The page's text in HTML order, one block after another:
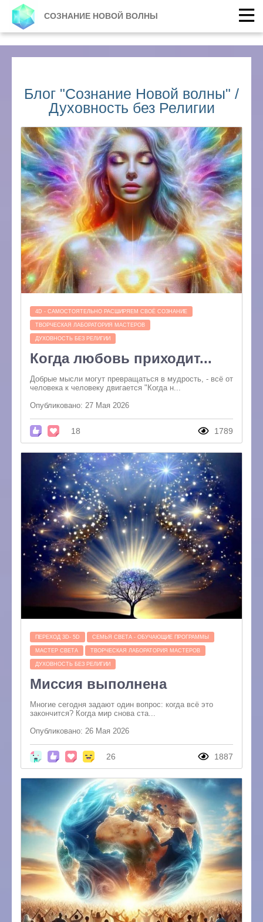
СОЗНАНИЕ НОВОЙ ВОЛНЫ
Блог "Сознание Новой волны" /
Духовность без Религии
4D - САМОСТОЯТЕЛЬНО РАСШИРЯЕМ СВОЁ СОЗНАНИЕ
ТВОРЧЕСКАЯ ЛАБОРАТОРИЯ МАСТЕРОВ
ДУХОВНОСТЬ БЕЗ РЕЛИГИИ
Когда любовь приходит...
Добрые мысли могут превращаться в мудрость, - всё от
человека к человеку двигается "Когда н...
Опубликовано: 27 Мая 2026
18 1789
ПЕРЕХОД 3D- 5D СЕМЬЯ СВЕТА - ОБУЧАЮЩИЕ ПРОГРАММЫ
МАСТЕР СВЕТА ТВОРЧЕСКАЯ ЛАБОРАТОРИЯ МАСТЕРОВ
ДУХОВНОСТЬ БЕЗ РЕЛИГИИ
Миссия выполнена
Многие сегодня задают один вопрос: когда всё это
закончится? Когда мир снова ста...
Опубликовано: 26 Мая 2026
26 1887